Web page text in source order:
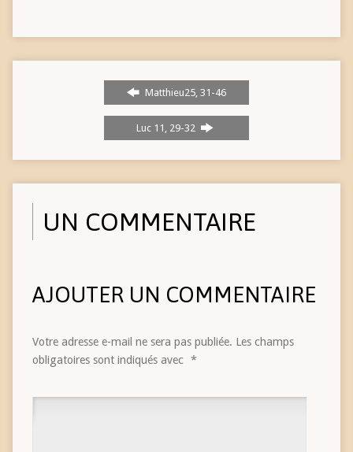
Matthieu25, 31-46
Luc 11, 29-32
UN COMMENTAIRE
AJOUTER UN COMMENTAIRE
Votre adresse e-mail ne sera pas publiée. Les champs
obligatoires sont indiqués avec *